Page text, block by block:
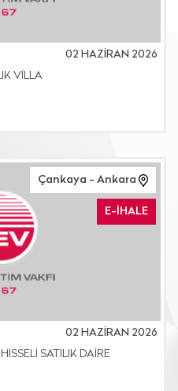
02 HAZİRAN 2026
VİLLA
Çankaya - Ankara
E-İHALE
02 HAZİRAN 2026
SATILIK DAİRE